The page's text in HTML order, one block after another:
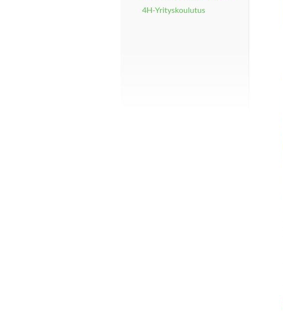
4H-Yrityskoulutus